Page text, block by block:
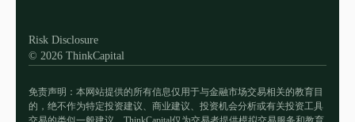
Risk Disclosure
© 2026 ThinkCapital
免责声明：本网站提供的所有信息仅用于与金融市场交易相关的教育目
的，绝不作为特定投资建议、商业建议、投资机会分析或有关投资工具